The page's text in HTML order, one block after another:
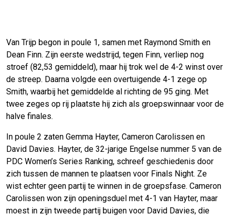
Van Trijp begon in poule 1, samen met Raymond Smith en
Dean Finn. Zijn eerste wedstrijd, tegen Finn, verliep nog
stroef (82,53 gemiddeld), maar hij trok wel de 4-2 winst over
de streep. Daarna volgde een overtuigende 4-1 zege op
Smith, waarbij het gemiddelde al richting de 95 ging. Met
twee zeges op rij plaatste hij zich als groepswinnaar voor de
halve finales.
In poule 2 zaten Gemma Hayter, Cameron Carolissen en
David Davies. Hayter, de 32-jarige Engelse nummer 5 van de
PDC Women’s Series Ranking, schreef geschiedenis door
zich tussen de mannen te plaatsen voor Finals Night. Ze
wist echter geen partij te winnen in de groepsfase. Cameron
Carolissen won zijn openingsduel met 4-1 van Hayter, maar
moest in zijn tweede partij buigen voor David Davies, die